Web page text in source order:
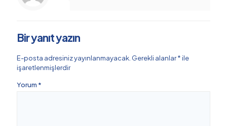
Bir yanıt yazın
E-posta adresiniz yayınlanmayacak. Gerekli alanlar*ile
işaretlenmişlerdir
Yorum *